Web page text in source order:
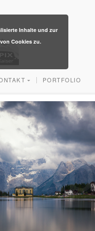
PORTFOLIO
Inhalte und zur
Cookies zu.